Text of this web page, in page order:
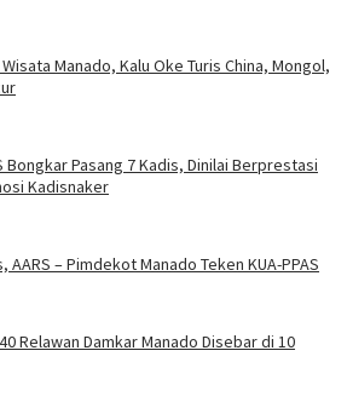
Manado, Kalu Oke Turis China, Mongol,
Bongkar Pasang 7 Kadis, Dinilai Berprestasi
Kadisnaker
AARS – Pimdekot Manado Teken KUA-PPAS
Relawan Damkar Manado Disebar di 10